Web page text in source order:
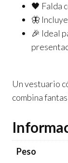
🖤 Falda
🦋 Incluye
🎉 Ideal
Un vestuario
combina
Peso